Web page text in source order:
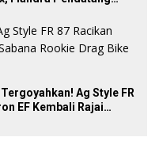
Ag Style FR
EF Kembali Rajai